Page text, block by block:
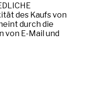
des Kaufs von
durch die
von E-Mail und